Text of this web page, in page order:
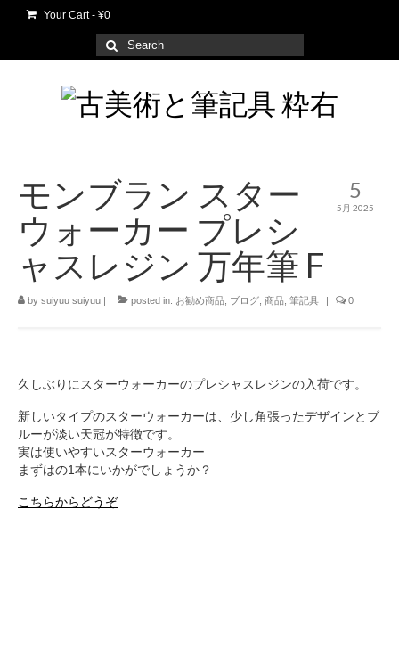
Your Cart- ¥0
Search
for:
5
5月 2025
モンブラン スター
ウォーカー プレシ
ャスレジン 万年筆 F
by suiyuu suiyuu | posted in: お勧め商品 ブログ 商品 筆記具 | 0
久しぶりにスターウォーカーのプレシャスレジンの入荷です。
新しいタイプのスターウォーカーは、少し角張ったデザインとブ
ルーが淡い天冠が特徴です。
実は使いやすいスターウォーカー
まずはの1本にいかがでしょうか？
こちらからどうぞ